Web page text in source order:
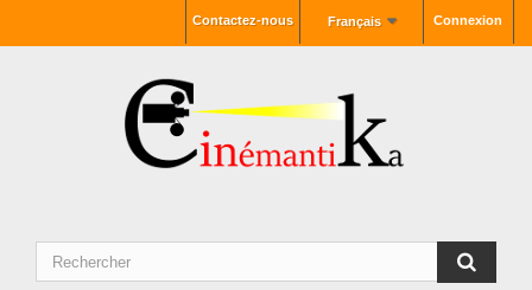
Connexion
Français
Contactez-nous